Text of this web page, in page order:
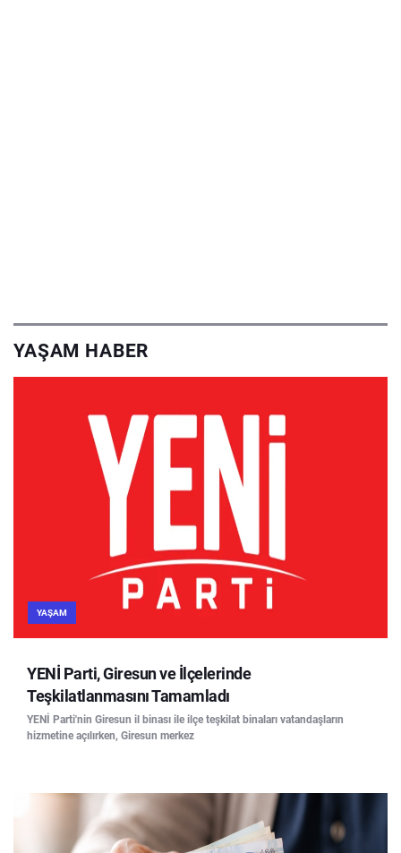
YAŞAM HABER
YAŞAM
YENİ Parti, Giresun ve İlçelerinde
Teşkilatlanmasını Tamamladı
YENİ Parti'nin Giresun il binası ile ilçe teşkilat binaları vatandaşların
hizmetine açılırken, Giresun merkez